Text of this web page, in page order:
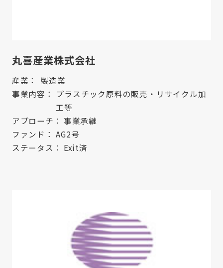
丸喜産業株式会社
産業：
製造業
事業内容：
プラスチック原料の販売・リサイクル加
工等
アプローチ： 事業承継
ファンド： AG2号
ステータス： Exit済